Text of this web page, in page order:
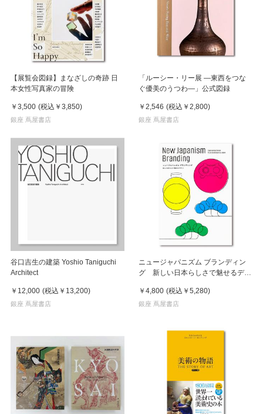
【展覧会図録】まなざしの奇跡 日
本女性写真家の冒険
￥3,500 (税込 ￥3,850)
銀座 蔦屋書店
「ルーシー・リー展 ―東西をつな
ぐ優美のうつわ―」公式図録
￥2,546 (税込 ￥2,800)
銀座 蔦屋書店
谷口吉生の建築 Yoshio Taniguchi
Architect
￥12,000 (税込 ￥13,200)
銀座 蔦屋書店
ニュージャパニズム ブランディン
グ 新しい日本らしさで魅せるデザ
￥4,800 (税込 ￥5,280)
銀座 蔦屋書店